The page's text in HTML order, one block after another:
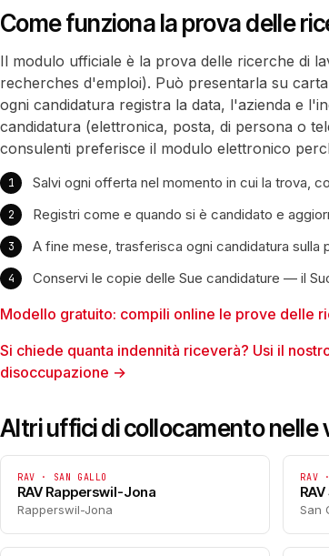
Come funziona la prova delle
Il modulo ufficiale è la prova delle ricerche di
recherches d'emploi). Può presentarla su
ogni candidatura registra la data, l'azienda e
candidatura (elettronica, posta, di persona o
consulenti preferisce il modulo elettronico
Salvi ogni offerta nel momento in cui la trova,
Registri come e quando si è candidato e
A fine mese, trasferisca ogni candidatura
Conservi le copie delle Sue candidature — il
Modello gratuito: compili online le prove delle
Si chiede quanta indennità riceverà? Usi il
disoccupazione →
Altri uffici di collocamento nelle
RAV · SAN GALLO
RAV Rapperswil-Jona
Rapperswil-Jona
RAV
San